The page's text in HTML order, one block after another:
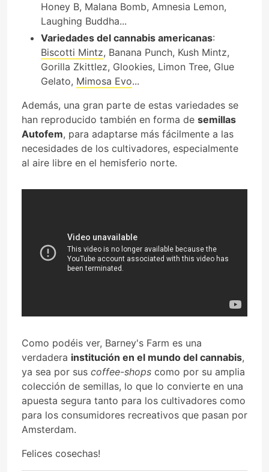
Honey B, Malana Bomb, Amnesia Lemon,
Laughing Buddha...
Variedades del cannabis americanas:
Biscotti Mintz, Banana Punch, Kush Mintz,
Gorilla Zkittlez, Glookies, Limon Tree, Glue
Gelato, Mimosa Evo...
Además, una gran parte de estas variedades se
han reproducido también en forma de semillas
Autofem, para adaptarse más fácilmente a las
necesidades de los cultivadores, especialmente
al aire libre en el hemisferio norte.
Como podéis ver, Barney's Farm es una
verdadera institución en el mundo del cannabis,
ya sea por sus coffee-shops como por su amplia
colección de semillas, lo que lo convierte en una
apuesta segura tanto para los cultivadores como
para los consumidores recreativos que pasan por
Amsterdam.
Felices cosechas!